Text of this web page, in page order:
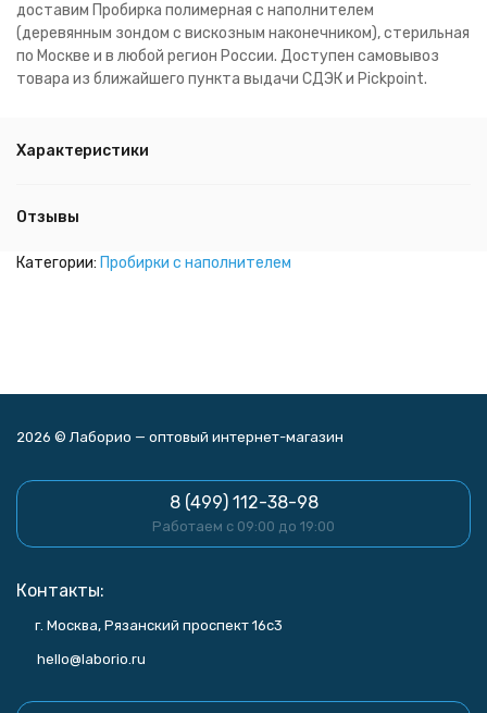
доставим Пробирка полимерная с наполнителем
(деревянным зондом с вискозным наконечником), стерильная
по Москве и в любой регион России. Доступен самовывоз
товара из ближайшего пункта выдачи СДЭК и Pickpoint.
Характеристики
Отзывы
Категории: Пробирки с наполнителем
2026 © Лаборио — оптовый интернет-магазин
8 (499) 112-38-98
Работаем с 09:00 до 19:00
Контакты:
г. Москва, Рязанский проспект 16с3
hello@laborio.ru